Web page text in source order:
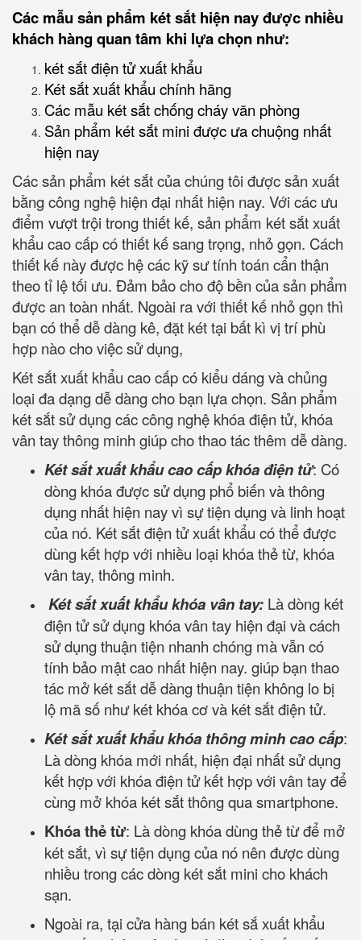
Các mẫu sản phẩm két sắt hiện nay được nhiều
khách hàng quan tâm khi lựa chọn như:
két sắt điện tử xuất khẩu
Két sắt xuất khẩu chính hãng
Các mẫu két sắt chống cháy văn phòng
Sản phẩm két sắt mini được ưa chuộng nhất
hiện nay
Các sản phẩm két sắt của chúng tôi được sản xuất
bằng công nghệ hiện đại nhất hiện nay. Với các ưu
điểm vượt trội trong thiết kế, sản phẩm két sắt xuất
khẩu cao cấp có thiết kế sang trọng, nhỏ gọn. Cách
thiết kế này được hệ các kỹ sư tính toán cẩn thận
theo tỉ lệ tối ưu. Đảm bảo cho độ bền của sản phẩm
được an toàn nhất. Ngoài ra với thiết kế nhỏ gọn thì
bạn có thể dễ dàng kê, đặt két tại bất kì vị trí phù
hợp nào cho việc sử dụng,
Két sắt xuất khẩu cao cấp có kiểu dáng và chủng
loại đa dạng dễ dàng cho bạn lựa chọn. Sản phẩm
két sắt sử dụng các công nghệ khóa điện tử, khóa
vân tay thông minh giúp cho thao tác thêm dễ dàng.
Két sắt xuất khẩu cao cấp khóa điện tử: Có
dòng khóa được sử dụng phổ biến và thông
dụng nhất hiện nay vì sự tiện dụng và linh hoạt
của nó. Két sắt điện tử xuất khẩu có thể được
dùng kết hợp với nhiều loại khóa thẻ từ, khóa
vân tay, thông minh.
Két sắt xuất khẩu khóa vân tay: Là dòng két
điện tử sử dụng khóa vân tay hiện đại và cách
sử dụng thuận tiện nhanh chóng mà vẫn có
tính bảo mật cao nhất hiện nay. giúp bạn thao
tác mở két sắt dễ dàng thuận tiện không lo bị
lộ mã số như két khóa cơ và két sắt điện tử.
Két sắt xuất khẩu khóa thông minh cao cấp:
Là dòng khóa mới nhất, hiện đại nhất sử dụng
kết hợp với khóa điện tử kết hợp với vân tay để
cùng mở khóa két sắt thông qua smartphone.
Khóa thẻ từ: Là dòng khóa dùng thẻ từ để mở
két sắt, vì sự tiện dụng của nó nên được dùng
nhiều trong các dòng két sắt mini cho khách
sạn.
Ngoài ra, tại cửa hàng bán két sắ xuất khẩu